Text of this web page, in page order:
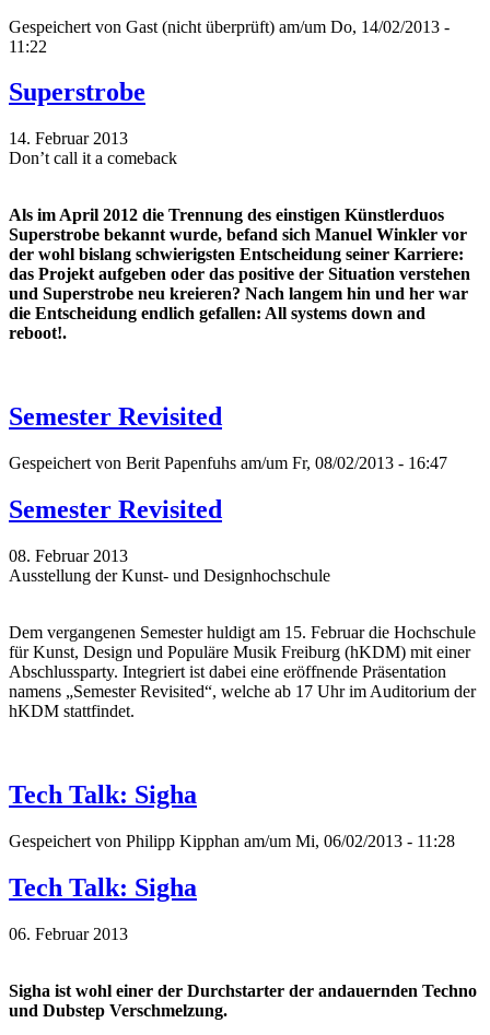
Gespeichert von Gast (nicht überprüft) am/um Do, 14/02/2013 -
11:22
Superstrobe
14. Februar 2013
Don’t call it a comeback
Als im April 2012 die Trennung des einstigen Künstlerduos
Superstrobe bekannt wurde, befand sich Manuel Winkler vor
der wohl bislang schwierigsten Entscheidung seiner Karriere:
das Projekt aufgeben oder das positive der Situation verstehen
und Superstrobe neu kreieren? Nach langem hin und her war
die Entscheidung endlich gefallen: All systems down and
reboot!.
Semester Revisited
Gespeichert von Berit Papenfuhs am/um Fr, 08/02/2013 - 16:47
Semester Revisited
08. Februar 2013
Ausstellung der Kunst- und Designhochschule
Dem vergangenen Semester huldigt am 15. Februar die Hochschule
für Kunst, Design und Populäre Musik Freiburg (hKDM) mit einer
Abschlussparty. Integriert ist dabei eine eröffnende Präsentation
namens „Semester Revisited“, welche ab 17 Uhr im Auditorium der
hKDM stattfindet.
Tech Talk: Sigha
Gespeichert von Philipp Kipphan am/um Mi, 06/02/2013 - 11:28
Tech Talk: Sigha
06. Februar 2013
Sigha ist wohl einer der Durchstarter der andauernden Techno
und Dubstep Verschmelzung.